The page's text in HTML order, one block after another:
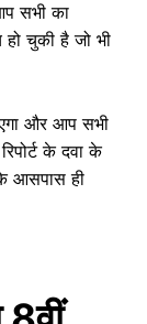
सभी का
हो चुकी है जो भी
और आप सभी
के दवा के
आसपास ही